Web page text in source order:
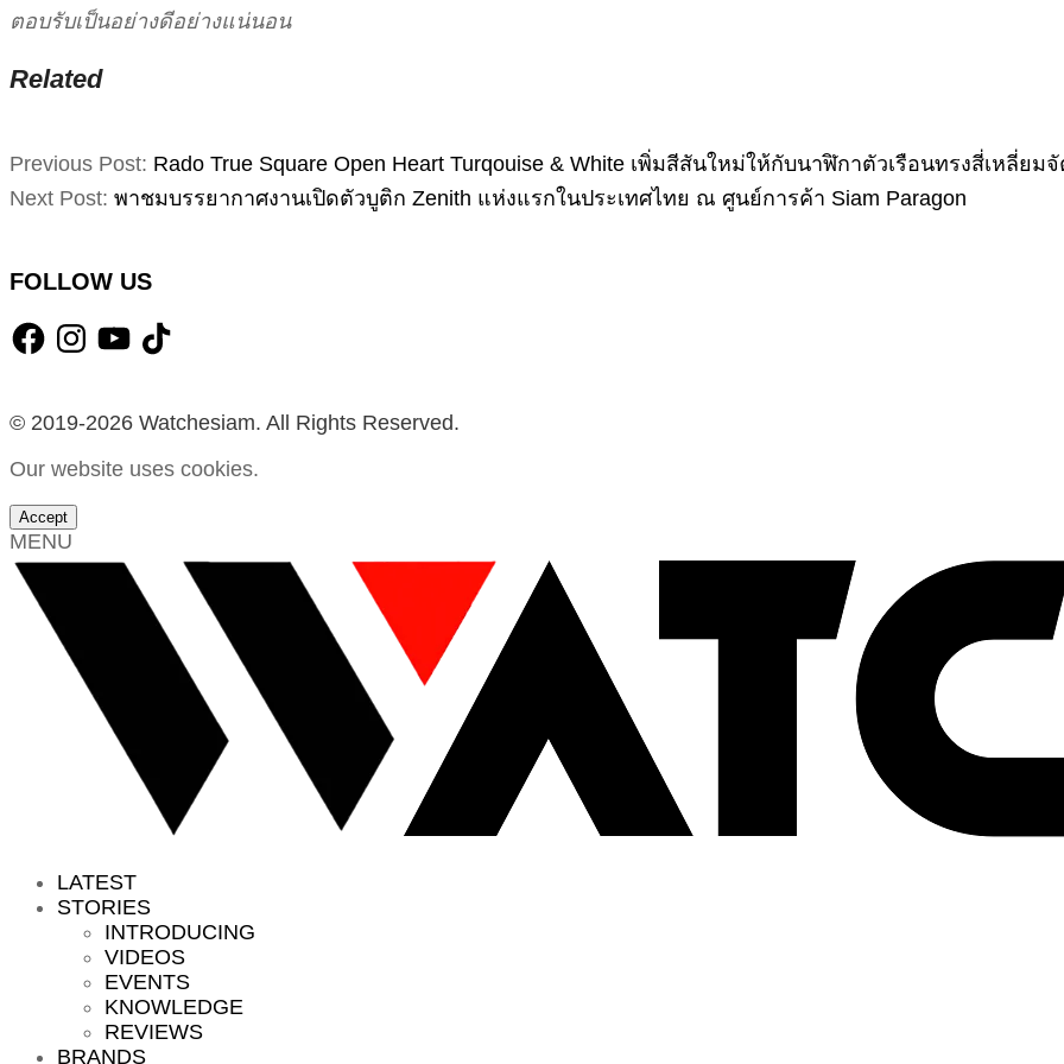
ตอบรับเป็นอย่างดีอย่างแน่นอน
Related
2024-
22
Previous Post: Rado True Square Open Heart Turqouise & White เพิ่มสีสันใหม่ให้กับนาฬิกาตัวเรือนทรงสี่เหลี่ยม
Next Post: พาชมบรรยากาศงานเปิดตัวบูติก Zenith แห่งแรกในประเทศไทย ณ ศูนย์การค้า Siam Paragon
FOLLOW US
FacebookInstagramYouTube
TikTok
© 2019-2026 Watchesiam. All Rights Reserved.
Our website uses cookies.
Accept
MENU
LATEST
STORIES
INTRODUCING
VIDEOS
EVENTS
KNOWLEDGE
REVIEWS
BRANDS